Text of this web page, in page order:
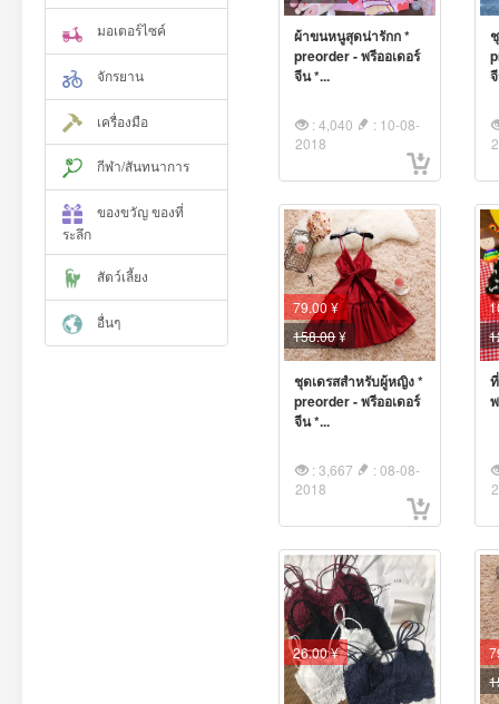
มอเตอร์ไซค์
จักรยาน
เครื่องมือ
กีฬา/สันทนาการ
ของขวัญ ของที่
ระลึก
สัตว์เลี้ยง
อื่นๆ
ผ้าขนหนูสุดน่ารักก *
preorder - พรีออเดอร์
จีน *...
: 4,040
: 10-08-
2018
79.00 ¥
158.00¥
ชุดเดรสสำหรับผู้หญิง *
preorder - พรีออเดอร์
จีน *...
: 3,667
: 08-08-
2018
26.00 ¥